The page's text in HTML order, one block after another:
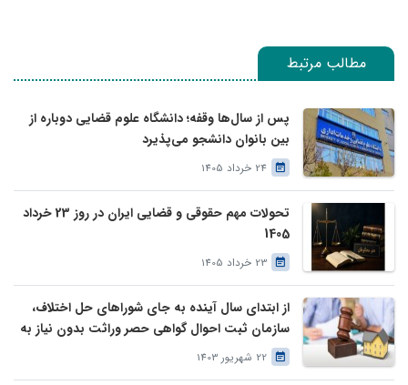
مطالب مرتبط
پس از سال‌ها وقفه؛ دانشگاه علوم قضایی دوباره از
بین بانوان دانشجو می‌پذیرد
24 خرداد 1405
تحولات مهم حقوقی و قضایی ایران در روز 23 خرداد
1405
23 خرداد 1405
از ابتدای سال آینده به جای شوراهای حل اختلاف،
سازمان ثبت احوال گواهی حصر وراثت بدون نیاز به
درخواست وراث صادر خواهد کرد
22 شهریور 1403